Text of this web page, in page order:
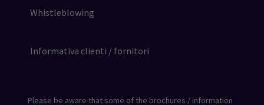
Whistleblowing
Informativa clienti / fornitori
Please be aware that some of the brochures / information